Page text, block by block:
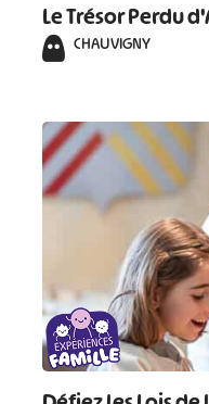
Le Trésor Perdu
CHAUVIGNY